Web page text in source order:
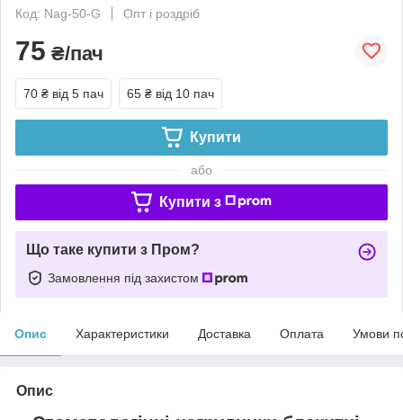
Код: Nag-50-G
Опт і роздріб
75 ₴/пач
70 ₴ від 5 пач 65 ₴ від 10 пач
Купити
або
Купити з
Що таке купити з Пром?
Замовлення під захистом
Опис Характеристики Доставка Оплата Умови
Опис